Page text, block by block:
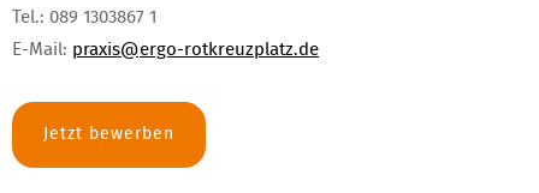
Tel.: 089 1303867 1
E-Mail: praxis@ergo-rotkreuzplatz.de
Jetzt bewerben